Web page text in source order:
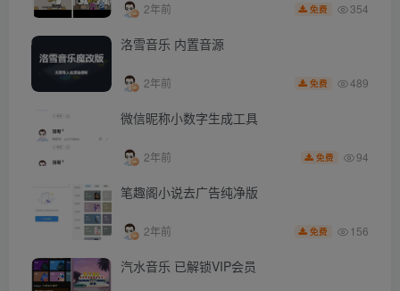
2年前 免费 354
洛雪音乐 内置音源
2年前 免费 489
微信昵称小数字生成工具
2年前 免费 94
笔趣阁小说去广告纯净版
2年前 免费 156
汽水音乐 已解锁VIP会员